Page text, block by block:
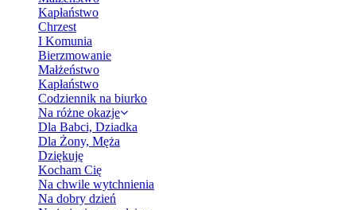
Kapłaństwo
Chrzest
I Komunia
Bierzmowanie
Małżeństwo
Kapłaństwo
Codziennik na biurko
Na różne okazje
Dla Babci, Dziadka
Dla Żony, Męża
Dziękuję
Kocham Cię
Na chwile wytchnienia
Na dobry dzień